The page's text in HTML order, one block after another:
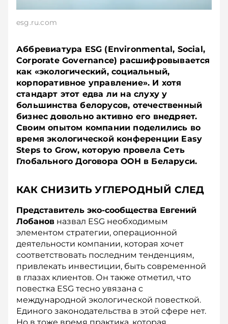
esg.ru.com
Аббревиатура ESG (Environmental, Social,
Corporate Governance) расшифровывается
как «экологический, социальный,
корпоративное управление». И хотя
стандарт этот едва ли на слуху у
большинства белорусов, отечественный
бизнес довольно активно его внедряет.
Своим опытом компании поделились во
время экологической конференции Easy
Steps to Grow, которую провела Сеть
Глобального Договора ООН в Беларуси.
КАК СНИЗИТЬ УГЛЕРОДНЫЙ СЛЕД
Представитель эко-сообщества Евгений
Лобанов назвал ESG необходимым
элементом стратегии, операционной
деятельности компании, которая хочет
соответствовать последним тенденциям,
привлекать инвестиции, быть современной
в глазах клиентов. Он также отметил, что
повестка ESG тесно увязана с
международной экологической повесткой.
Единого законодательства в этой сфере нет.